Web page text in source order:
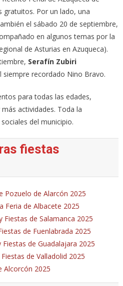
gratuitos. Por un lado, una
el sábado 20 de septiembre,
en algunos temas por la
de Asturias en Azuqueca).
Serafín Zubiri
recordado Nino Bravo.
para todas las edades,
actividades. Toda la
del municipio.
fiestas
Pozuelo de Alarcón 2025
Feria de Albacete 2025
Fiestas de Salamanca 2025
de Fuenlabrada 2025
de Guadalajara 2025
de Valladolid 2025
Alcorcón 2025